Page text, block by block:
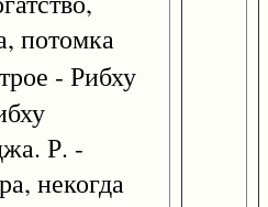
потомка
- Рибху
Р. -
некогда